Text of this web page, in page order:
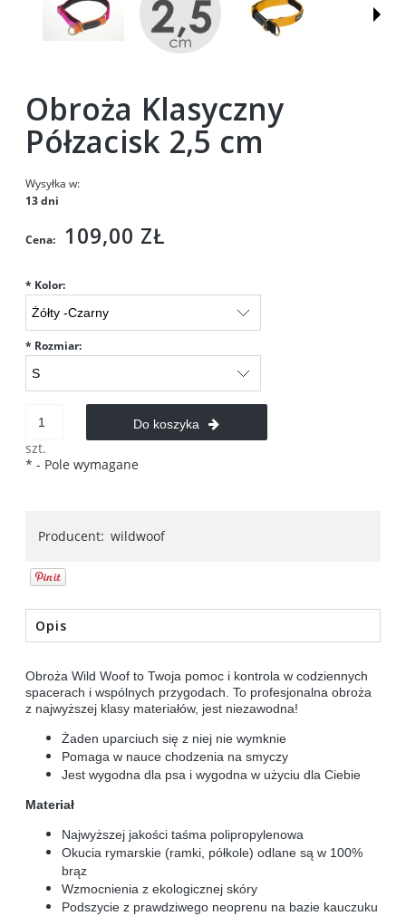
Obroża Klasyczny
Półzacisk 2,5 cm
Wysyłka w:
13 dni
Cena: 109,00 ZŁ
* Kolor:
* Rozmiar:
szt.
Do koszyka
* - Pole wymagane
Producent: wildwoof
Opis
Obroża Wild Woof to Twoja pomoc i kontrola w codziennych
spacerach i wspólnych przygodach. To profesjonalna obroża
z najwyższej klasy materiałów, jest niezawodna!
Żaden uparciuch się z niej nie wymknie
Pomaga w nauce chodzenia na smyczy
Jest wygodna dla psa i wygodna w użyciu dla Ciebie
Materiał
Najwyższej jakości taśma polipropylenowa
Okucia rymarskie (ramki, półkole) odlane są w 100%
brąz
Wzmocnienia z ekologicznej skóry
Podszycie z prawdziwego neoprenu na bazie kauczuku